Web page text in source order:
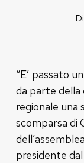
“E’ passato
da parte della
regionale una
scomparsa di
presidente